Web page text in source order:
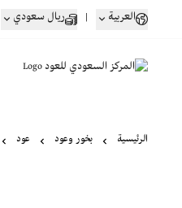
العربية | ريال سعودي
الرئيسية بخور وعود عود